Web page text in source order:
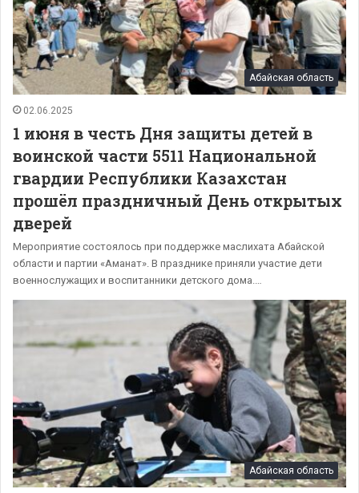
Абайская область
02.06.2025
1 июня в честь Дня защиты детей в
воинской части 5511 Национальной
гвардии Республики Казахстан
прошёл праздничный День открытых
дверей
Мероприятие состоялось при поддержке маслихата Абайской
области и партии «Аманат». В празднике приняли участие дети
военнослужащих и воспитанники детского дома.…
Абайская область